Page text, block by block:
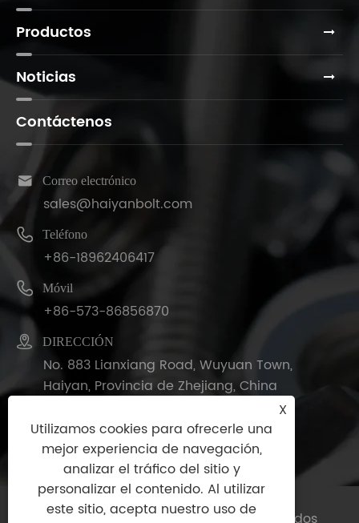
Productos
Noticias
Contáctenos
 Correo electrónico
sales@haiyanbolt.com
 Teléfono
+86-18962406417
 Móvil
+86-573-86856870
 DIRECCIÓN
No. 883 Lianxiang Road, Wuyuan Town,
Haiyan, Provincia de Zhejiang, China
X
Utilizamos cookies para ofrecerle una
mejor experiencia de navegación,
analizar el tráfico del sitio y
personalizar el contenido. Al utilizar
este sitio, acepta nuestro uso de